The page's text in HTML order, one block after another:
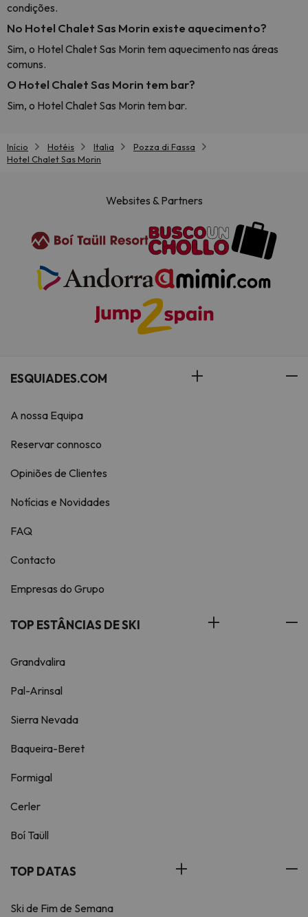
condições.
No Hotel Chalet Sas Morin existe aquecimento?
Sim, o Hotel Chalet Sas Morin tem aquecimento nas áreas
comuns.
O Hotel Chalet Sas Morin tem bar?
Sim, o Hotel Chalet Sas Morin tem bar.
Início Hotéis Italia
Pozza di Fassa
Hotel Chalet Sas Morin
Websites & Partners
ESQUIADES.COM
A nossa Equipa
Reservar connosco
Opiniões de Clientes
Notícias e Novidades
FAQ
Contacto
Empresas do Grupo
TOP ESTÂNCIAS DE SKI
Grandvalira
Pal-Arinsal
Sierra Nevada
Baqueira-Beret
Formigal
Cerler
Boí Taüll
TOP DATAS
Ski de Fim de Semana